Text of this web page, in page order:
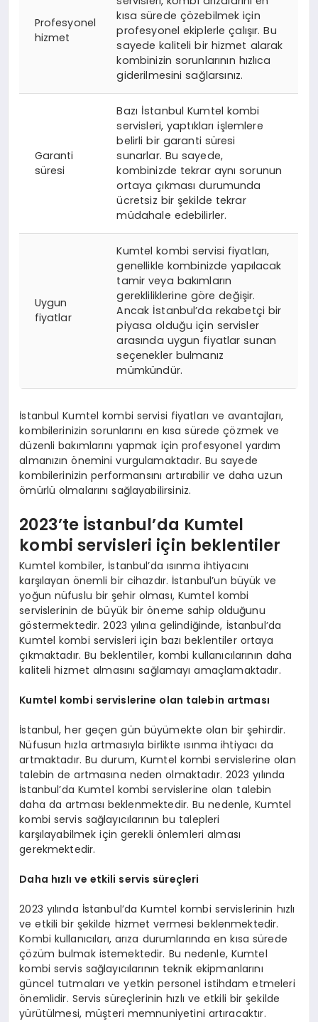
Profesyonel
hizmet
kısa sürede çözebilmek için
profesyonel ekiplerle çalışır. Bu
sayede kaliteli bir hizmet alarak
kombinizin sorunlarının hızlıca
giderilmesini sağlarsınız.
Garanti
süresi
Bazı İstanbul Kumtel kombi
servisleri, yaptıkları işlemlere
belirli bir garanti süresi
sunarlar. Bu sayede,
kombinizde tekrar aynı sorunun
ortaya çıkması durumunda
ücretsiz bir şekilde tekrar
müdahale edebilirler.
Uygun
fiyatlar
Kumtel kombi servisi fiyatları,
genellikle kombinizde yapılacak
tamir veya bakımların
gerekliliklerine göre değişir.
Ancak İstanbul’da rekabetçi bir
piyasa olduğu için servisler
arasında uygun fiyatlar sunan
seçenekler bulmanız
mümkündür.
İstanbul Kumtel kombi servisi fiyatları ve avantajları,
kombilerinizin sorunlarını en kısa sürede çözmek ve
düzenli bakımlarını yapmak için profesyonel yardım
almanızın önemini vurgulamaktadır. Bu sayede
kombilerinizin performansını artırabilir ve daha uzun
ömürlü olmalarını sağlayabilirsiniz.
2023’te İstanbul’da Kumtel
kombi servisleri için beklentiler
Kumtel kombiler, İstanbul’da ısınma ihtiyacını
karşılayan önemli bir cihazdır. İstanbul’un büyük ve
yoğun nüfuslu bir şehir olması, Kumtel kombi
servislerinin de büyük bir öneme sahip olduğunu
göstermektedir. 2023 yılına gelindiğinde, İstanbul’da
Kumtel kombi servisleri için bazı beklentiler ortaya
çıkmaktadır. Bu beklentiler, kombi kullanıcılarının daha
kaliteli hizmet almasını sağlamayı amaçlamaktadır.
Kumtel kombi servislerine olan talebin artması
İstanbul, her geçen gün büyümekte olan bir şehirdir.
Nüfusun hızla artmasıyla birlikte ısınma ihtiyacı da
artmaktadır. Bu durum, Kumtel kombi servislerine olan
talebin de artmasına neden olmaktadır. 2023 yılında
İstanbul’da Kumtel kombi servislerine olan talebin
daha da artması beklenmektedir. Bu nedenle, Kumtel
kombi servis sağlayıcılarının bu talepleri
karşılayabilmek için gerekli önlemleri alması
gerekmektedir.
Daha hızlı ve etkili servis süreçleri
2023 yılında İstanbul’da Kumtel kombi servislerinin hızlı
ve etkili bir şekilde hizmet vermesi beklenmektedir.
Kombi kullanıcıları, arıza durumlarında en kısa sürede
çözüm bulmak istemektedir. Bu nedenle, Kumtel
kombi servis sağlayıcılarının teknik ekipmanlarını
güncel tutmaları ve yetkin personel istihdam etmeleri
önemlidir. Servis süreçlerinin hızlı ve etkili bir şekilde
yürütülmesi, müşteri memnuniyetini artıracaktır.